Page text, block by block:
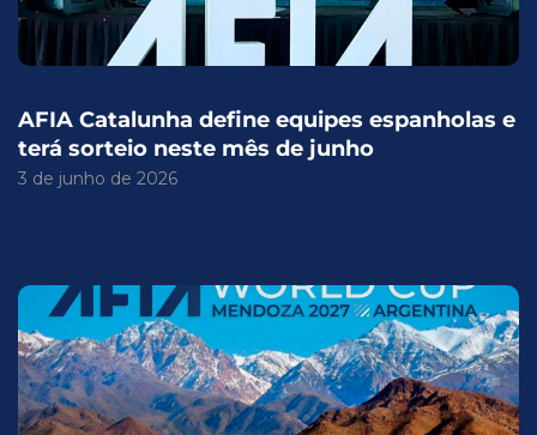
AFIA Catalunha define equipes espanholas e
terá sorteio neste mês de junho
3 de junho de 2026